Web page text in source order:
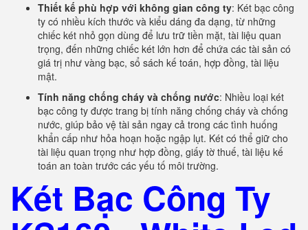
Thiết kế phù hợp với không gian công ty: Két bạc công
ty có nhiều kích thước và kiểu dáng đa dạng, từ những
chiếc két nhỏ gọn dùng để lưu trữ tiền mặt, tài liệu quan
trọng, đến những chiếc két lớn hơn để chứa các tài sản có
giá trị như vàng bạc, sổ sách kế toán, hợp đồng, tài liệu
mật.
Tính năng chống cháy và chống nước: Nhiều loại két
bạc công ty được trang bị tính năng chống cháy và chống
nước, giúp bảo vệ tài sản ngay cả trong các tình huống
khẩn cấp như hỏa hoạn hoặc ngập lụt. Két có thể giữ cho
tài liệu quan trọng như hợp đồng, giấy tờ thuế, tài liệu kế
toán an toàn trước các yếu tố môi trường.
Két Bạc Công Ty